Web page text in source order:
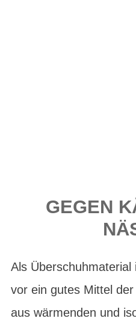
GEGEN
Als
vor ein gutes Mittel
aus wärmenden und